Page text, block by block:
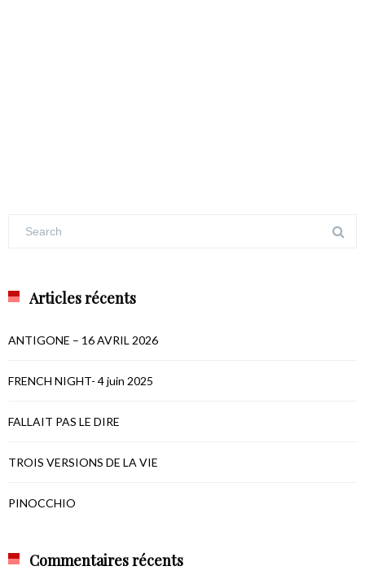
Articles récents
ANTIGONE – 16 AVRIL 2026
FRENCH NIGHT- 4 juin 2025
FALLAIT PAS LE DIRE
TROIS VERSIONS DE LA VIE
PINOCCHIO
Commentaires récents